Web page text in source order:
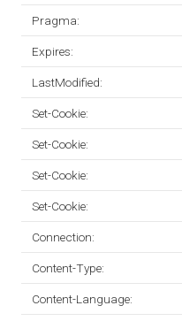
Pragma:
Expires:
LastModified:
Set-Cookie:
Set-Cookie:
Set-Cookie:
Set-Cookie:
Connection:
Content-Type:
Content-Language: